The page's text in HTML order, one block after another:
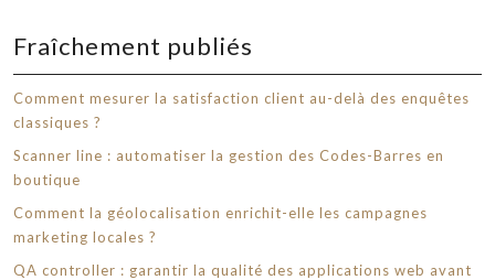
Fraîchement publiés
Comment mesurer la satisfaction client au-delà des enquêtes
classiques ?
Scanner line : automatiser la gestion des Codes-Barres en
boutique
Comment la géolocalisation enrichit-elle les campagnes
marketing locales ?
QA controller : garantir la qualité des applications web avant